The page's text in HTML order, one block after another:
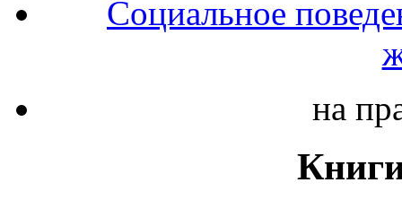
Социальное
на